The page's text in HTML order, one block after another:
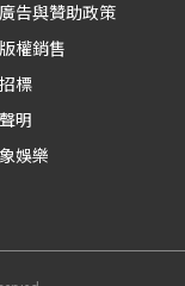
告與贊助政策
權銷售
標
明
娛樂